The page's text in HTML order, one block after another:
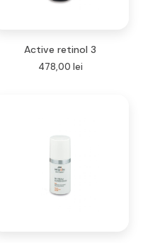
Active retinol 3
478,00 lei